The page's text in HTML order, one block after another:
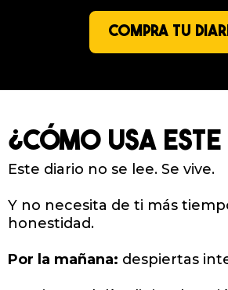
COMPRA TU
¿CÓMO USA
Este diario no se lee. Se vive.
Y no necesita de ti más
honestidad.
Por la mañana: despiertas